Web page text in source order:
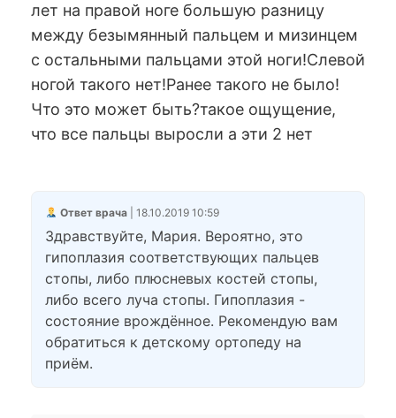
лет на правой ноге большую разницу
между безымянный пальцем и мизинцем
с остальными пальцами этой ноги!Слевой
ногой такого нет!Ранее такого не было!
Что это может быть?такое ощущение,
что все пальцы выросли а эти 2 нет
Ответ врача| 18.10.2019 10:59
Здравствуйте, Мария. Вероятно, это
гипоплазия соответствующих пальцев
стопы, либо плюсневых костей стопы,
либо всего луча стопы. Гипоплазия -
состояние врождённое. Рекомендую вам
обратиться к детскому ортопеду на
приём.